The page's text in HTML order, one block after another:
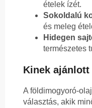
ételek ízét.
Sokoldalú
és meleg
Hidegen
természetes
Kinek ajánlott
A földimogyoró-
választás, akik